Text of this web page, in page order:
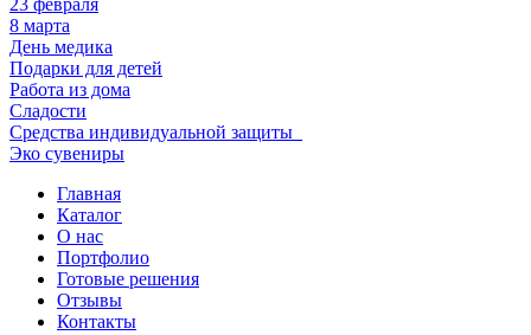
23 февраля
8 марта
День медика
Подарки для детей
Работа из дома
Сладости
Средства индивидуальной защиты_
Эко сувениры
Главная
Каталог
О нас
Портфолио
Готовые решения
Отзывы
Контакты